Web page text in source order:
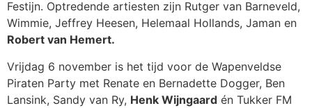
Festijn. Optredende artiesten zijn Rutger van Barneveld,
Wimmie, Jeffrey Heesen, Helemaal Hollands, Jaman en
Robert van Hemert.
Vrijdag 6 november is het tijd voor de Wapenveldse
Piraten Party met Renate en Bernadette Dogger, Ben
Lansink, Sandy van Ry, Henk Wijngaard én Tukker FM